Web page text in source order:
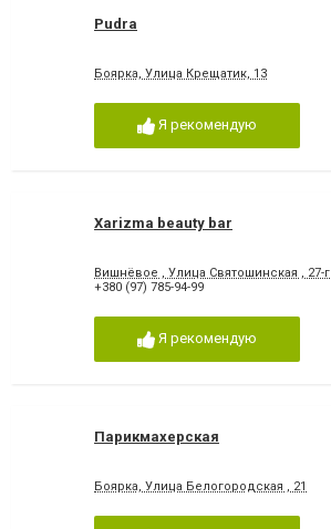
Pudra
Боярка, Улица Крещатик, 13
Я рекомендую
Xarizma beauty bar
Вишнёвое , Улица Святошинская , 27-г
+380 (97) 785-94-99
Я рекомендую
Парикмахерская
Боярка, Улица Белогородская , 21